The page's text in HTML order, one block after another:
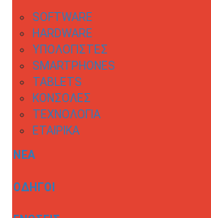
SOFTWARE
HARDWARE
ΥΠΟΛΟΓΙΣΤΕΣ
SMARTPHONES
TABLETS
ΚΟΝΣΟΛΕΣ
ΤΕΧΝΟΛΟΓΙΑ
ΕΤΑΙΡΙΚΑ
ΝΕΑ
ΟΔΗΓΟΙ